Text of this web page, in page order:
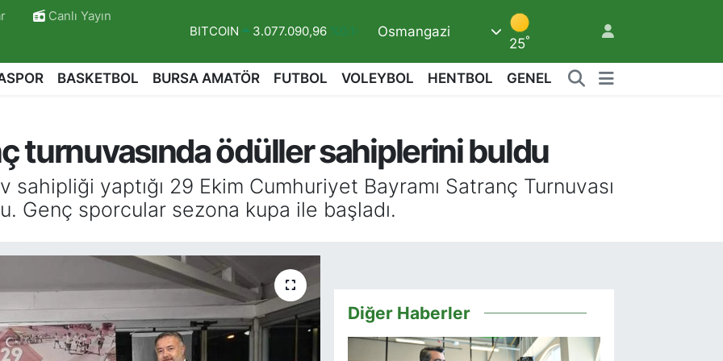
Canlı Yayın
DOLAR 47,6006 %0.06
EURO
55,0250 %0.02
BİST100
13.799 %70
BITCOIN
3.077.090,96 %0.16
Osmangazi
25°
BASKETBOL BURSA AMATÖR FUTBOL VOLEYBOL HENTBOL GENEL
turnuvasında ödüller sahiplerini buldu
yaptığı 29 Ekim Cumhuriyet Bayramı Satranç Turnuvası
Genç sporcular sezona kupa ile başladı.
Diğer Haberler